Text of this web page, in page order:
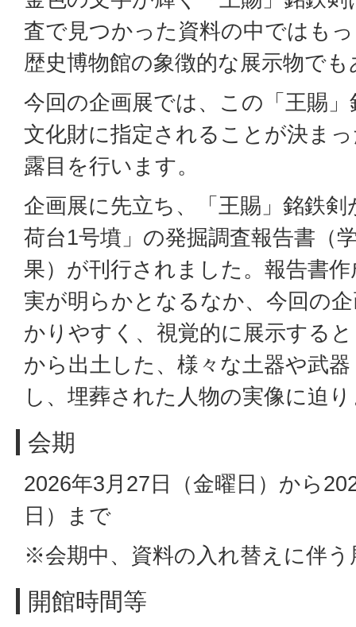
査で見つかった資料の中ではも
歴史博物館の象徴的な展示物で
今回の企画展では、この「王賜
文化財に指定されることが決ま
露目を行います。
企画展に先立ち、「王賜」銘鉄
荷台1号墳」の発掘調査報告書（
果）が刊行されました。報告書
実が明らかとなるなか、今回の
かりやすく、視覚的に展示する
から出土した、様々な土器や武
し、埋葬された人物の実像に迫
会期
2026年3月27日（金曜日）から
日）まで
※会期中、資料の入れ替えに伴う
開館時間等